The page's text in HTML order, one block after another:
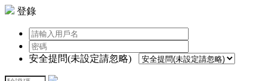
登錄
安全提問(未設定請忽略)